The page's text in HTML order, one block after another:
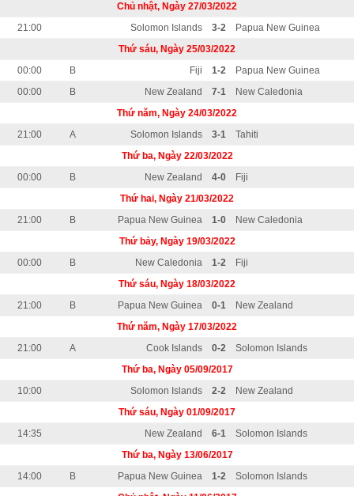
Chủ nhật, Ngày 27/03/2022
21:00
Solomon Islands 3-2
Papua New Guinea
Thứ sáu, Ngày 25/03/2022
00:00
B Fiji 1-2
Papua New Guinea
00:00
B New Zealand 7-1
New Caledonia
Thứ năm, Ngày 24/03/2022
21:00
A Solomon Islands 3-1
Tahiti
Thứ ba, Ngày 22/03/2022
00:00
B New Zealand 4-0
Fiji
Thứ hai, Ngày 21/03/2022
21:00
B Papua New Guinea 1-0
New Caledonia
Thứ bảy, Ngày 19/03/2022
00:00
B New Caledonia 1-2
Fiji
Thứ sáu, Ngày 18/03/2022
21:00
B Papua New Guinea 0-1
New Zealand
Thứ năm, Ngày 17/03/2022
21:00
A Cook Islands 0-2
Solomon Islands
Thứ ba, Ngày 05/09/2017
10:00
Solomon Islands 2-2
New Zealand
Thứ sáu, Ngày 01/09/2017
14:35
New Zealand 6-1
Solomon Islands
Thứ ba, Ngày 13/06/2017
14:00
B Papua New Guinea 1-2
Solomon Islands